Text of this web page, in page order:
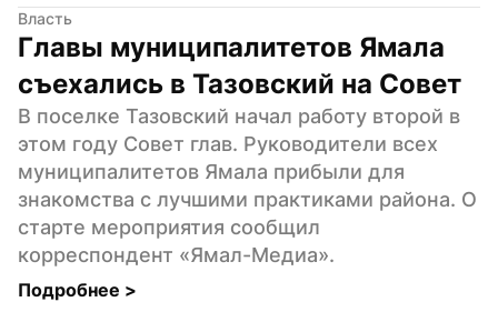
Власть
Главы муниципалитетов Ямала
съехались в Тазовский на Совет
В поселке Тазовский начал работу второй в
этом году Совет глав. Руководители всех
муниципалитетов Ямала прибыли для
знакомства с лучшими практиками района. О
старте мероприятия сообщил
корреспондент «Ямал-Медиа».
Подробнее >